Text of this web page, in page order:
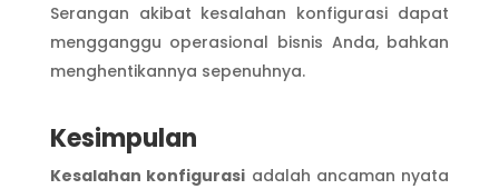
Serangan akibat kesalahan konfigurasi dapat
mengganggu operasional bisnis Anda, bahkan
menghentikannya sepenuhnya.
Kesimpulan
Kesalahan konfigurasi adalah ancaman nyata